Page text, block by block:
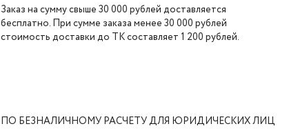
Заказ на сумму свыше 30 000 рублей доставляется
бесплатно. При сумме заказа менее 30 000 рублей
стоимость доставки до ТК составляет 1 200 рублей.
ПО БЕЗНАЛИЧНОМУ РАСЧЕТУ ДЛЯ ЮРИДИЧЕСКИХ ЛИЦ